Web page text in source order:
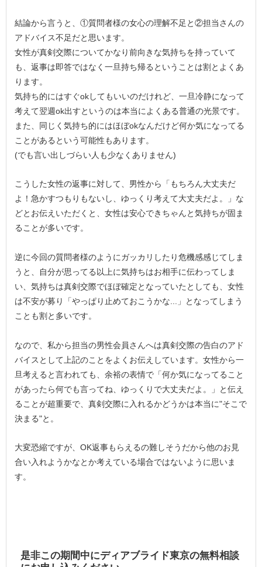
結論から言うと、①質問者様の女心の理解不足と②担当さんの
アドバイス不足だと思います。
女性が真剣交際についてかなり前向きな気持ちを持っていて
も、返事は即答ではなく一旦持ち帰るということは割とよくあ
ります。
気持ち的にはすぐokしてもいいのだけれど、一旦冷静になって
考えて翌週ok出すというのは本当によくある普通の光景です。
また、同じく気持ち的にはほぼokなんだけど何か気になってる
ことがあるという可能性もあります。
(でも言い出しづらい人も少なくありません)
こうした女性の返事に対して、男性から「もちろん大丈夫だ
よ！急かすつもりもないし、ゆっくり考えて大丈夫だよ。」な
どとお伝えいただくと、女性は安心できちゃんと気持ちが固ま
ることが多いです。
逆に今回の質問者様のようにガッカリしたり危機感感じてしま
うと、自分が思ってる以上に気持ちはお相手に伝わってしま
い、気持ちは真剣交際でほぼ確定となっていたとしても、女性
は不安が募り「やっぱり止めておこうかな...」となってしまう
ことも割と多いです。
なので、私から担当の男性会員さんへは真剣交際の告白のアド
バイスとして上記のことをよくお伝えしています。女性から一
旦考えると言われても、余裕の表情で「何か気になってること
があったら何でも言ってね、ゆっくりで大丈夫だよ。」と伝え
ることが超重要で、真剣交際に入れるかどうかは本当に"そこで
決まる"と。
大変恐縮ですが、OK返事もらえるの難しそうだから他のお見
合い入れようかなとか考えている場合ではないように思いま
す。
是非この期間中にディアブライド東京の無料相談